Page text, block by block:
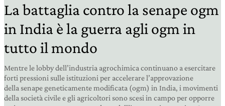
La battaglia contro la senape ogm
in India è la guerra agli ogm in
tutto il mondo
Mentre le lobby dell’industria agrochimica continuano a esercitare
forti pressioni sulle istituzioni per accelerare l’approvazione
della senape geneticamente modificata (ogm) in India, i movimenti
della società civile e gli agricoltori sono scesi in campo per opporre